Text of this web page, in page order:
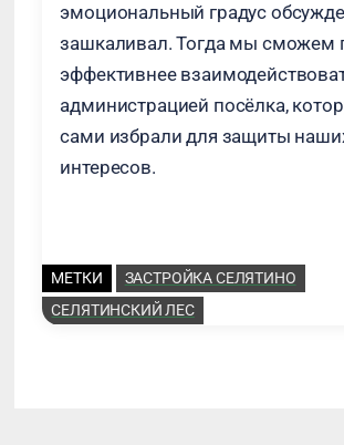
эмоциональный градус
зашкаливал. Тогда мы сможем
эффективнее
администрацией посёлка,
сами избрали для защиты
интересов.
МЕТКИ
ЗАСТРОЙКА СЕЛЯТИНО
СЕЛЯТИНСКИЙ ЛЕС